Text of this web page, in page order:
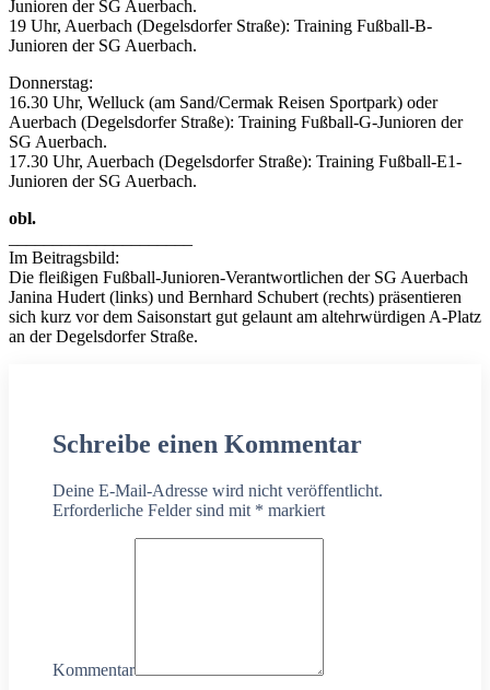
Junioren der SG Auerbach.
19 Uhr, Auerbach (Degelsdorfer Straße): Training Fußball-B-
Junioren der SG Auerbach.
Donnerstag:
16.30 Uhr, Welluck (am Sand/Cermak Reisen Sportpark) oder
Auerbach (Degelsdorfer Straße): Training Fußball-G-Junioren der
SG Auerbach.
17.30 Uhr, Auerbach (Degelsdorfer Straße): Training Fußball-E1-
Junioren der SG Auerbach.
obl.
Im Beitragsbild:
Die fleißigen Fußball-Junioren-Verantwortlichen der SG Auerbach
Janina Hudert (links) und Bernhard Schubert (rechts) präsentieren
sich kurz vor dem Saisonstart gut gelaunt am altehrwürdigen A-Platz
an der Degelsdorfer Straße.
Schreibe einen Kommentar
Deine E-Mail-Adresse wird nicht veröffentlicht.
Erforderliche Felder sind mit * markiert
Kommentar